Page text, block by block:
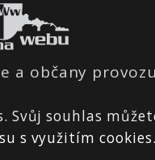
a občany
Svůj souhlas
s využitím cookies